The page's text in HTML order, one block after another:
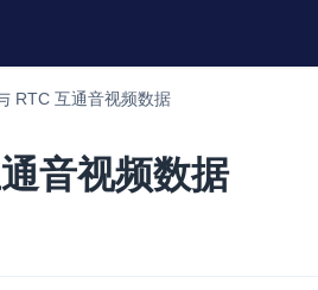
RTC 互通音视频数据
音视频数据